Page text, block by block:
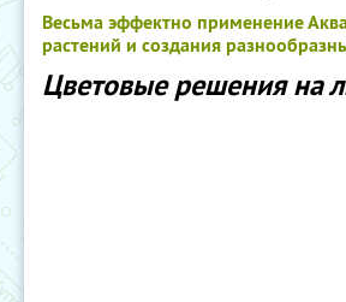
Весьма эффектно применение
растений и создания
Цветовые решения на